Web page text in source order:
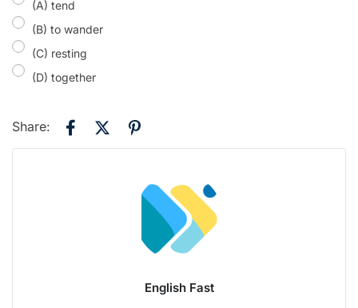
(A) tend
(B) to wander
(C) resting
(D) together
Share:
English Fast